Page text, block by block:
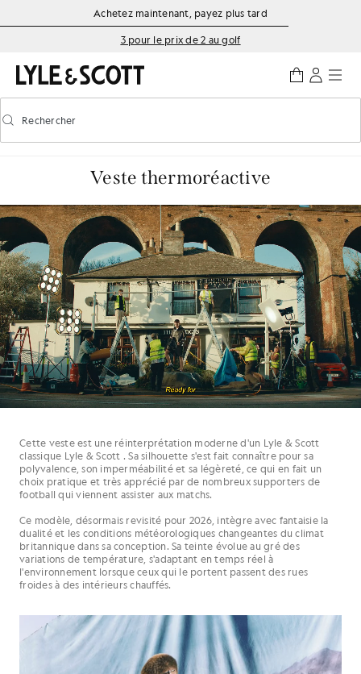
Aller directement au contenu principal
Informations sur l'accessibilité
Achetez maintenant, payez plus tard
3 pour le prix de 2 au golf
Activer/désactiver la recherche prédictive
Rechercher
Veste thermoréactive
Cette veste est une réinterprétation moderne d'un Lyle & Scott
classique Lyle & Scott . Sa silhouette s'est fait connaître pour sa
polyvalence, son imperméabilité et sa légèreté, ce qui en fait un
choix pratique et très apprécié par de nombreux supporters de
football qui viennent assister aux matchs.
Ce modèle, désormais revisité pour 2026, intègre avec fantaisie la
dualité et les conditions météorologiques changeantes du climat
britannique dans sa conception. Sa teinte évolue au gré des
variations de température, s'adaptant en temps réel à
l'environnement lorsque ceux qui le portent passent des rues
froides à des intérieurs chauffés.